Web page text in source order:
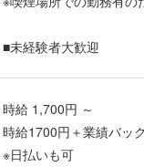
■未経験者大歓迎
時給 1,700円 ～
時給1700円＋業績バック
※日払いも可